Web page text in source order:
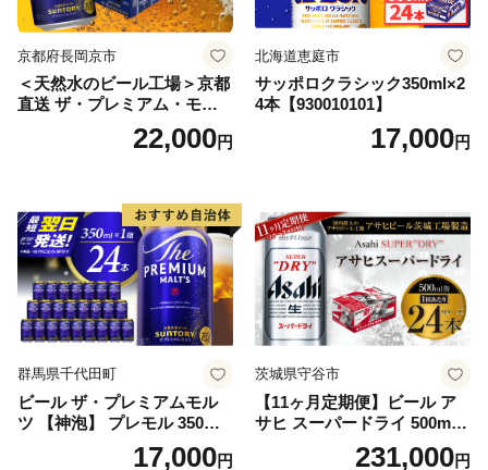
京都府長岡京市
＜天然水のビール工場＞京都
直送 ザ・プレミアム・モル
ツ 350ml×24本 プレモル [149
22,000円
北海道恵庭市
サッポロクラシック350ml×2
4本【930010101】
17,000円
群馬県千代田町
ビール ザ・プレミアムモル
ツ 【神泡】 プレモル 350ml
× 24本 サントリー〈天然水の
ビール工場〉群馬※沖縄・離
17,000円
茨城県守谷市
【11ヶ月定期便】ビール ア
サヒ スーパードライ 500ml 2
4本 1ケース×11ヶ月 | アサヒ
ビール 究極の辛口 酒 お酒 ア
231,000円